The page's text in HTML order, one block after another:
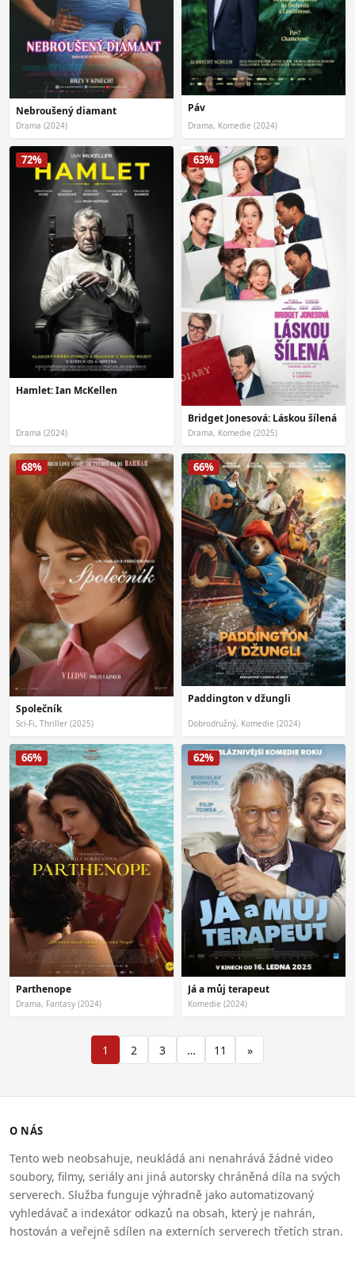
Nebroušený diamant
Drama (2024)
Páv
Drama, Komedie (2024)
72%
Hamlet: Ian McKellen
Drama (2024)
63%
Bridget Jonesová: Láskou šílená
Drama, Komedie (2025)
68%
Společník
Sci-Fi, Thriller (2025)
66%
Paddington v džungli
Dobrodružný, Komedie (2024)
66%
Parthenope
Drama, Fantasy (2024)
62%
Já a můj terapeut
Komedie (2024)
1 2 3 … 11 »
O NÁS
Tento web neobsahuje, neukládá ani nenahrává žádné video
soubory, filmy, seriály ani jiná autorsky chráněná díla na svých
serverech. Služba funguje výhradně jako automatizovaný
vyhledávač a indexátor odkazů na obsah, který je nahrán,
hostován a veřejně sdílen na externích serverech třetích stran.